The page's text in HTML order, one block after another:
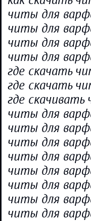
читы для
читы для
читы для
читы для
где скачать
где скачать
где
читы для
читы для
читы для
читы для
читы для
читы для
читы для
читы для